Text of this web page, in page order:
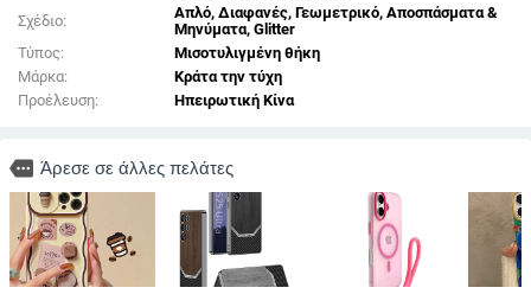
Σχέδιο:
Απλό, Διαφανές, Γεωμετρικό, Αποσπάσματα &
Μηνύματα, Glitter
Τύπος:
Μισοτυλιγμένη θήκη
Μάρκα:
Κράτα την τύχη
Προέλευση:
Ηπειρωτική Κίνα
more Άρεσε σε άλλες πελάτες